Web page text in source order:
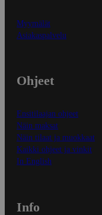
Myymälät
Asiakaspalvelu
Ohjeet
Ensitilaajan ohjeet
Näin maksat
Näin tilaat ja muokkaat
Kaikki ohjeet ja vinkit
In English
Info